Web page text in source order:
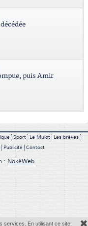
puis Amir
Sport Le Mulot
Les brèves
Publicité Contact
: NokéWeb
✖
services. En utilisant ce site,